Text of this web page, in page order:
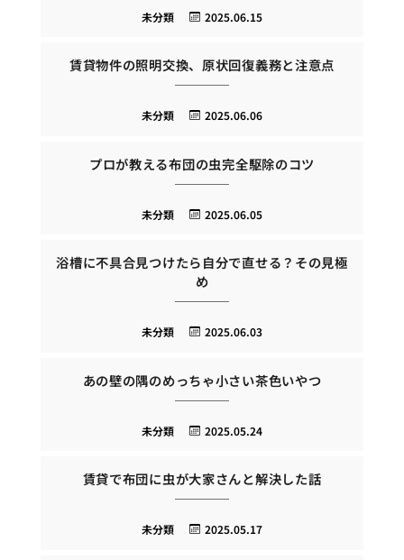
2025.06.15
未分類
賃貸物件の照明交換、原状回復義務と注意点
2025.06.06
未分類
プロが教える布団の虫完全駆除のコツ
2025.06.05
未分類
浴槽に不具合見つけたら自分で直せる？その見極
め
2025.06.03
未分類
あの壁の隅のめっちゃ小さい茶色いやつ
2025.05.24
未分類
賃貸で布団に虫が大家さんと解決した話
2025.05.17
未分類